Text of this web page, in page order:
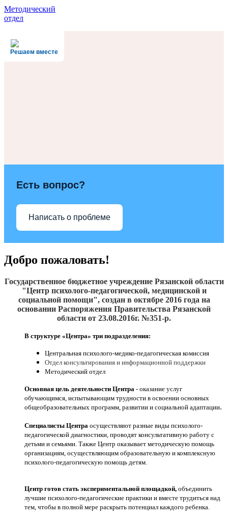
Методический
отдел
Решаем вместе
Есть вопрос?
Написать о проблеме
Добро пожаловать!
Государственное бюджетное учреждение Рязанской области
"Центр психолого-педагогической, медицинской и
социальной помощи", создан в октябре 2016года на
основании Распоряжения Правительства Рязанской
области от 23.08.2016г. №351-р.
В структуре «Центра» три подразделения:
Центральная психолого-медико-педагогическая комиссия
Отдел консультирования и информационной поддержки
Методический отдел
Основная цель деятельности Центра - оказание услуг
обучающимся, испытывающим трудности в освоении основных
общеобразовательных программ, развитии и социальной адаптации.
Специалисты Центра осуществляют разные виды психолого-
педагогической диагностики, проводят консультативную работу с
детьми и семьями. Также Центр оказывает методическую помощь
организациям, осуществляющим образовательную и комплексную
психолого-педагогическую помощь детям.
Центр готов стать экспериментальной площадкой, объединить
лучшие психолого-педагогические практики и вместе трудиться над
тем, чтобы в полной мере раскрыть потенциал каждого ребенка.